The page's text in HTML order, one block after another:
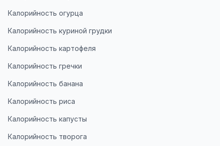
Калорийность огурца
Калорийность куриной грудки
Калорийность картофеля
Калорийность гречки
Калорийность банана
Калорийность риса
Калорийность капусты
Калорийность творога